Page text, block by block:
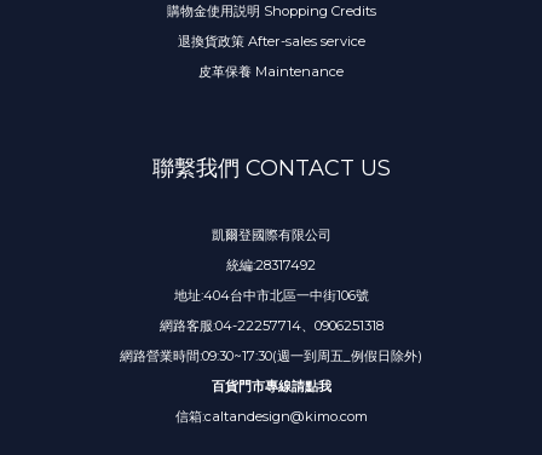
購物金使用説明 Shopping Credits
退換貨政策 After-sales service
皮革保養 Maintenance
聯繫我們 CONTACT US
凱爾登國際有限公司
統編:28317492
地址:404台中市北區一中街106號
網路客服:04-22257714、0906251318
網路營業時間:09:30~17:30(週一到周五_例假日除外)
百貨門市專線請點我
信箱:caltandesign@kimo.com